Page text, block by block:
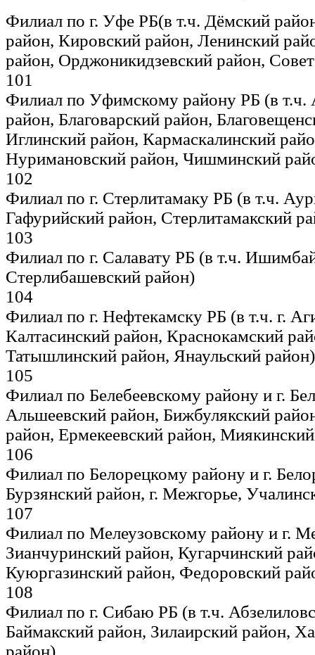
Филиал по г. Уфе РБ(в т.ч. Дёмский
район, Кировский район, Ленинский
район, Орджоникидзевский район,
101
Филиал по Уфимскому району РБ (в т.ч.
район, Благоварский район,
Иглинский район, Кармаскалинский
Нуримановский район, Чишминский
102
Филиал по г. Стерлитамаку РБ (в т.ч.
Гафурийский район, Стерлитамакский
103
Филиал по г. Салавату РБ (в т.ч.
Стерлибашевский район)
104
Филиал по г. Нефтекамску РБ (в т.ч. г.
Калтасинский район, Краснокамский
Татышлинский район, Янаульский район)
105
Филиал по Белебеевскому району и г.
Альшеевский район, Бижбулякский
район, Ермекеевский район,
106
Филиал по Белорецкому району и г.
Бурзянский район, г. Межгорье,
107
Филиал по Мелеузовскому району и г.
Зианчуринский район, Кугарчинский
Куюргазинский район, Федоровский
108
Филиал по г. Сибаю РБ (в т.ч.
Баймакский район, Зилаирский район,
район)